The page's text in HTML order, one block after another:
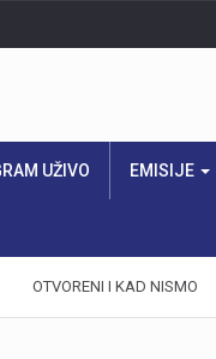
UŽIVO EMISIJE
OTVORENI I KAD NISMO